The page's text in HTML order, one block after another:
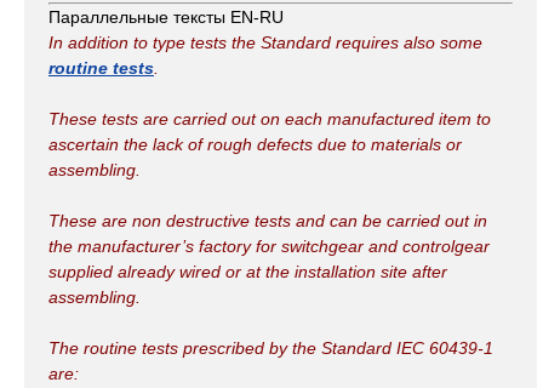
Параллельные тексты EN-RU
In addition to type tests the Standard requires also some
routine tests
These tests are carried out on each manufactured item to
ascertain the lack of rough defects due to materials or
assembling.
These are non destructive tests and can be carried out in
the manufacturer’s factory for switchgear and controlgear
supplied already wired or at the installation site after
assembling.
The routine tests prescribed by the Standard IEC 60439-1
are: